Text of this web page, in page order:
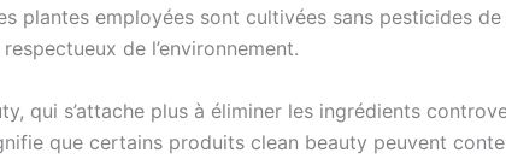
employées sont cultivées sans pesticides
de l’environnement.
qui s’attache plus à éliminer les ingrédients
que certains produits clean beauty peuvent